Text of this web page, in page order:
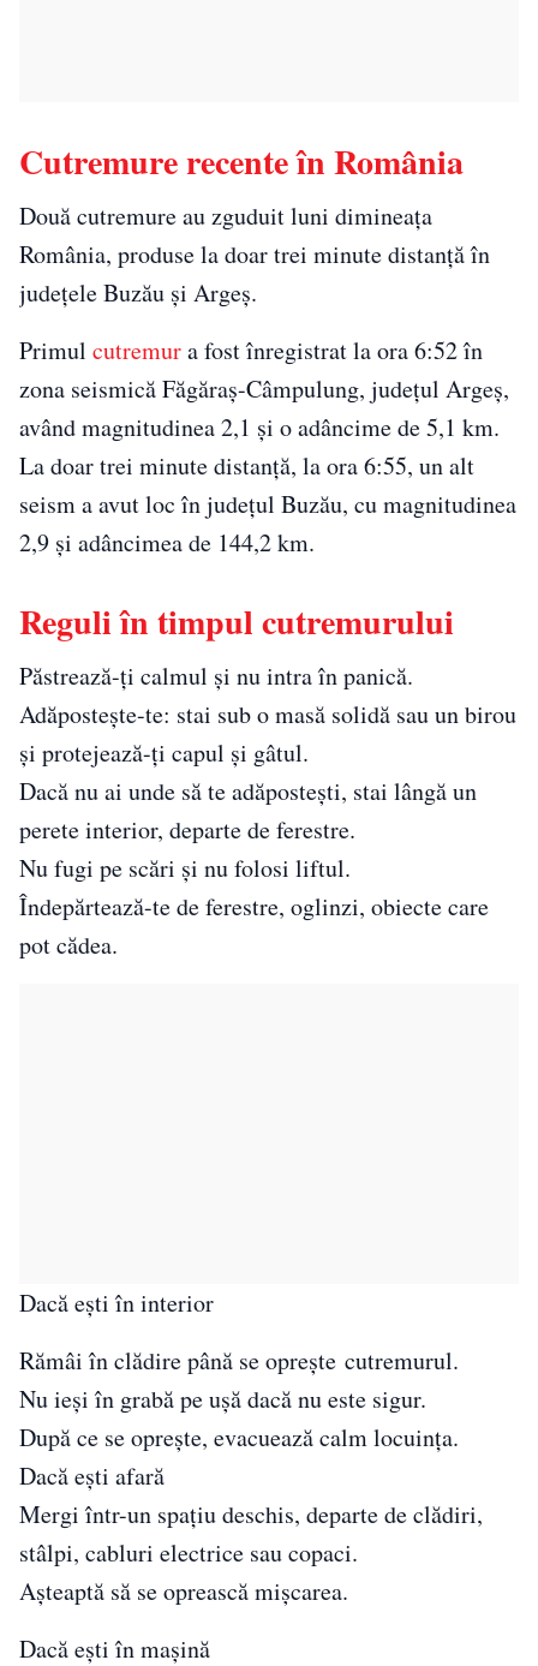
Cutremure recente în România
Două cutremure au zguduit luni dimineața
România, produse la doar trei minute distanță în
județele Buzău și Argeș.
Primul cutremura fost înregistrat la ora 6:52 în
zona seismică Făgăraș-Câmpulung, județul Argeș,
având magnitudinea 2,1 și o adâncime de 5,1 km.
La doar trei minute distanță, la ora 6:55, un alt
seism a avut loc în județul Buzău, cu magnitudinea
2,9 și adâncimea de 144,2 km.
Reguli în timpul cutremurului
Păstrează-ți calmul și nu intra în panică.
Adăpostește-te: stai sub o masă solidă sau un birou
și protejează-ți capul și gâtul.
Dacă nu ai unde să te adăpostești, stai lângă un
perete interior, departe de ferestre.
Nu fugi pe scări și nu folosi liftul.
Îndepărtează-te de ferestre, oglinzi, obiecte care
pot cădea.
Dacă ești în interior
Rămâi în clădire până se oprește cutremurul.
Nu ieși în grabă pe ușă dacă nu este sigur.
După ce se oprește, evacuează calm locuința.
Dacă ești afară
Mergi într-un spațiu deschis, departe de clădiri,
stâlpi, cabluri electrice sau copaci.
Așteaptă să se oprească mișcarea.
Dacă ești în mașină